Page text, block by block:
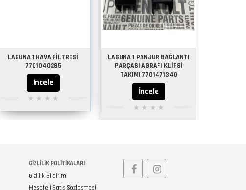
LAGUNA 1 HAVA FİLTRESİ
7701040285
İncele
LAGUNA 1 PANJUR BAĞLANTI
PARÇASI AGRAFI KLİPSİ
TAKIMI 7701471340
İncele
GIZLILIK POLITIKALARI
Gizlilik Bildirimi
Mesafeli Satış Sözleşmesi